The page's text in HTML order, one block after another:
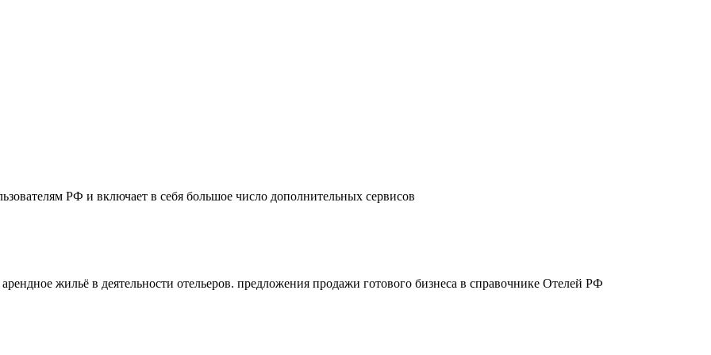
РФ и включает в себя большое число дополнительных сервисов
жильё в деятельности отельеров. предложения продажи готового бизнеса в справочнике Отелей РФ